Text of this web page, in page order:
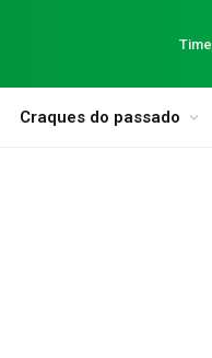
Time
Craques do passado